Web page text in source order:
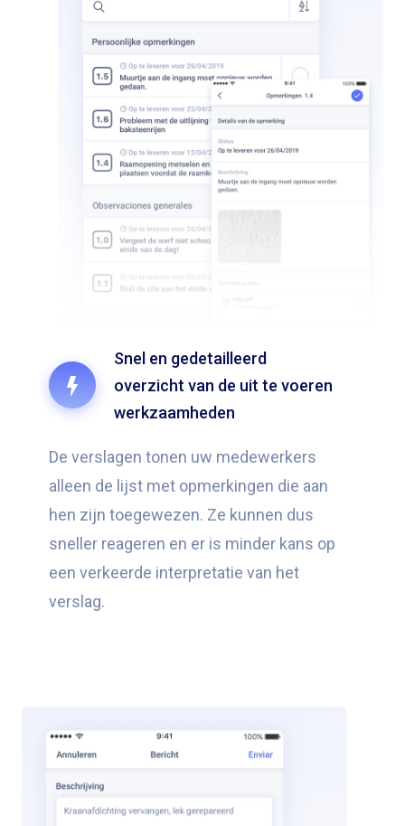
Snel en gedetailleerd
overzicht van de uit te voeren
werkzaamheden
De verslagen tonen uw medewerkers
alleen de lijst met opmerkingen die aan
hen zijn toegewezen. Ze kunnen dus
sneller reageren en er is minder kans op
een verkeerde interpretatie van het
verslag.